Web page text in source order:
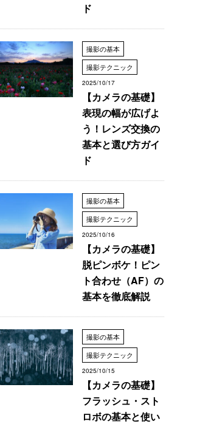
ド
撮影の基本
撮影テクニック
2025/10/17
【カメラの基礎】
表現の幅が広げよ
う！レンズ交換の
基本と選び方ガイ
ド
撮影の基本
撮影テクニック
2025/10/16
【カメラの基礎】
脱ピンボケ！ピン
ト合わせ（AF）の
基本を徹底解説
撮影の基本
撮影テクニック
2025/10/15
【カメラの基礎】
フラッシュ・スト
ロボの基本と使い